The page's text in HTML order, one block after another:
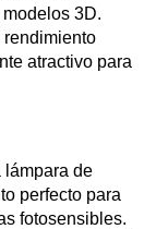
3D.
rendimiento
atractivo para
lámpara de
perfecto para
fotosensibles.